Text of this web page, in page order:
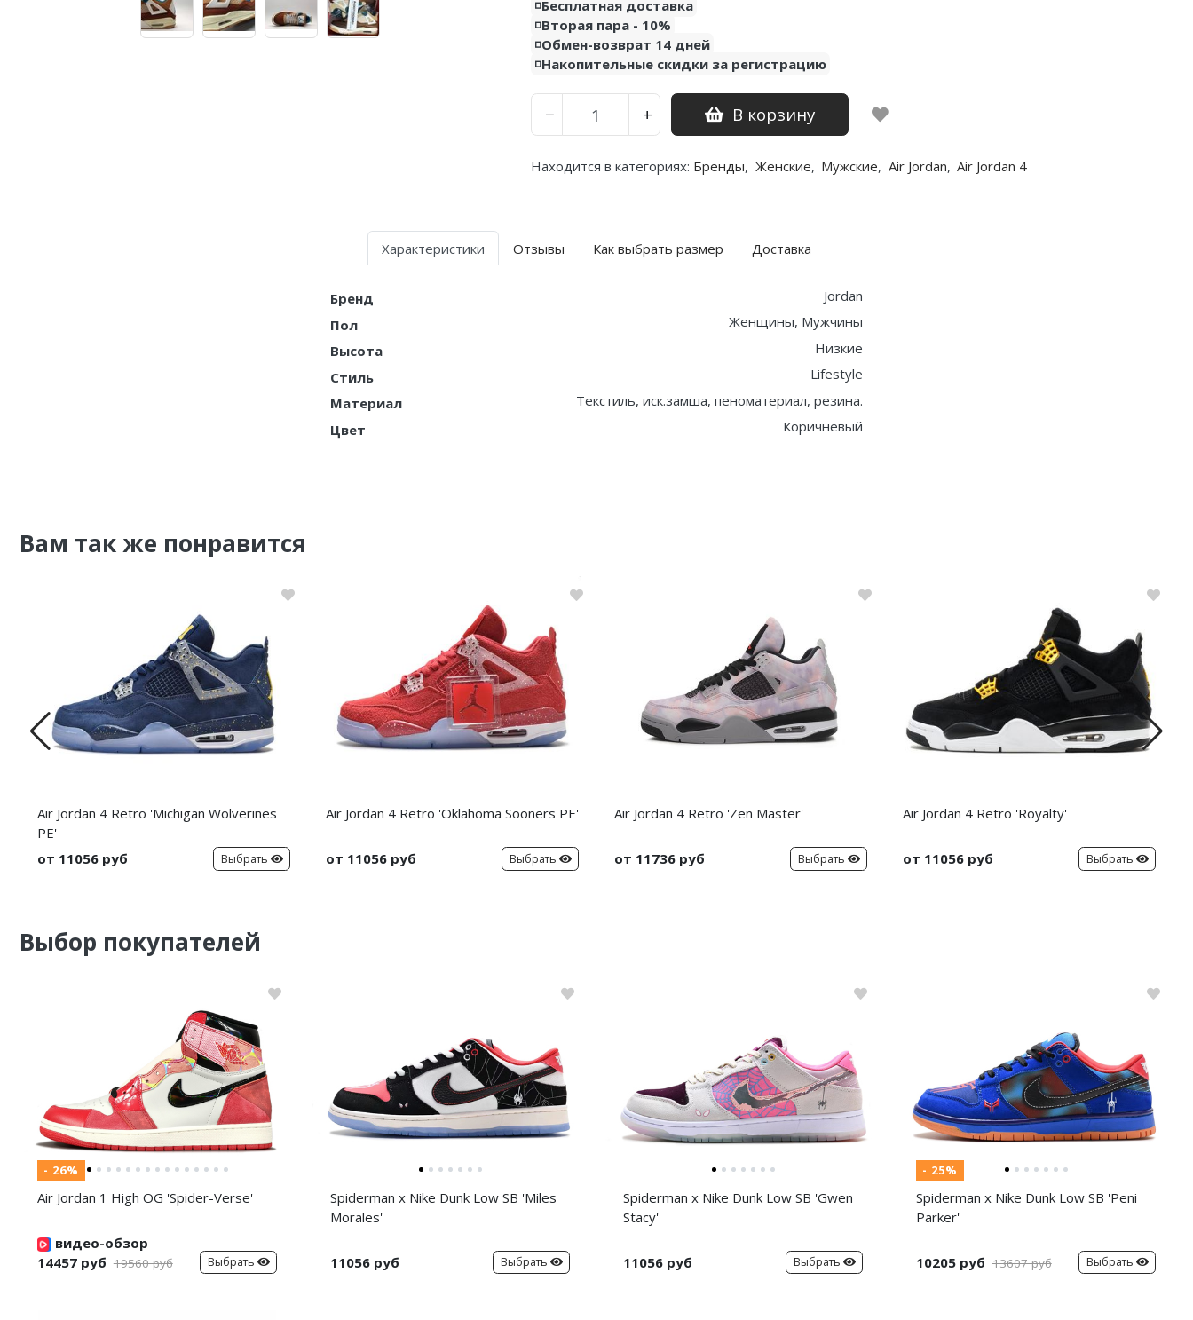
◽️Бесплатная доставка
◽️Вторая пара - 10%
◽️Обмен-возврат 14 дней
◽️Накопительные скидки за регистрацию
− + В корзину
Находится в категориях: Бренды, Женские, Мужские, Air Jordan, Air Jordan 4
Характеристики Отзывы Как выбрать размер Доставка
Бренд
Jordan
Пол
Женщины, Мужчины
Высота
Низкие
Стиль
Lifestyle
Материал
Текстиль, иск.замша, пеноматериал, резина.
Цвет
Коричневый
Вам так же понравится
Air Jordan 4 Retro 'Michigan Wolverines
PE'
от 11056 руб
Выбрать
Air Jordan 4 Retro 'Oklahoma Sooners PE'
от 11056 руб Выбрать
Air Jordan 4 Retro 'Zen Master'
от 11736 руб Выбрать
Air Jordan 4 Retro 'Royalty'
от 11056 руб Выбрать
Выбор покупателей
- 26%
Air Jordan 1 High OG 'Spider-Verse'
видео-обзор
14457 руб 19560 руб Выбрать
Spiderman x Nike Dunk Low SB 'Miles
Morales'
11056 руб Выбрать
Spiderman x Nike Dunk Low SB 'Gwen
Stacy'
11056 руб Выбрать
- 25%
Spiderman x Nike Dunk Low SB 'Peni
Parker'
10205 руб 13607 руб Выбрать
Nike Foamposite